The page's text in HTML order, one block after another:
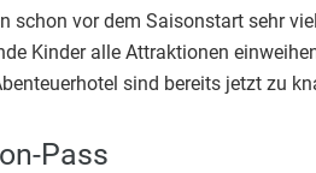
schon vor dem Saisonstart sehr
Kinder alle Attraktionen
sind bereits jetzt zu
Pass